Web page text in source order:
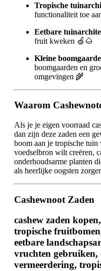
Tropische
functionaliteit toe
Eetbare
fruit kweken 🍏🌰
Kleine
boomgaarden en
omgevingen 🌾
Waarom
Als je je eigen voorraad
dan zijn deze zaden een
boom aan je tropische
voedselbron wilt creëren,
onderhoudsarme planten
als heerlijke oogsten
Cashewnoot Zaden
cashew zaden
tropische
eetbare
vruchten gebruiken,
vermeerdering,